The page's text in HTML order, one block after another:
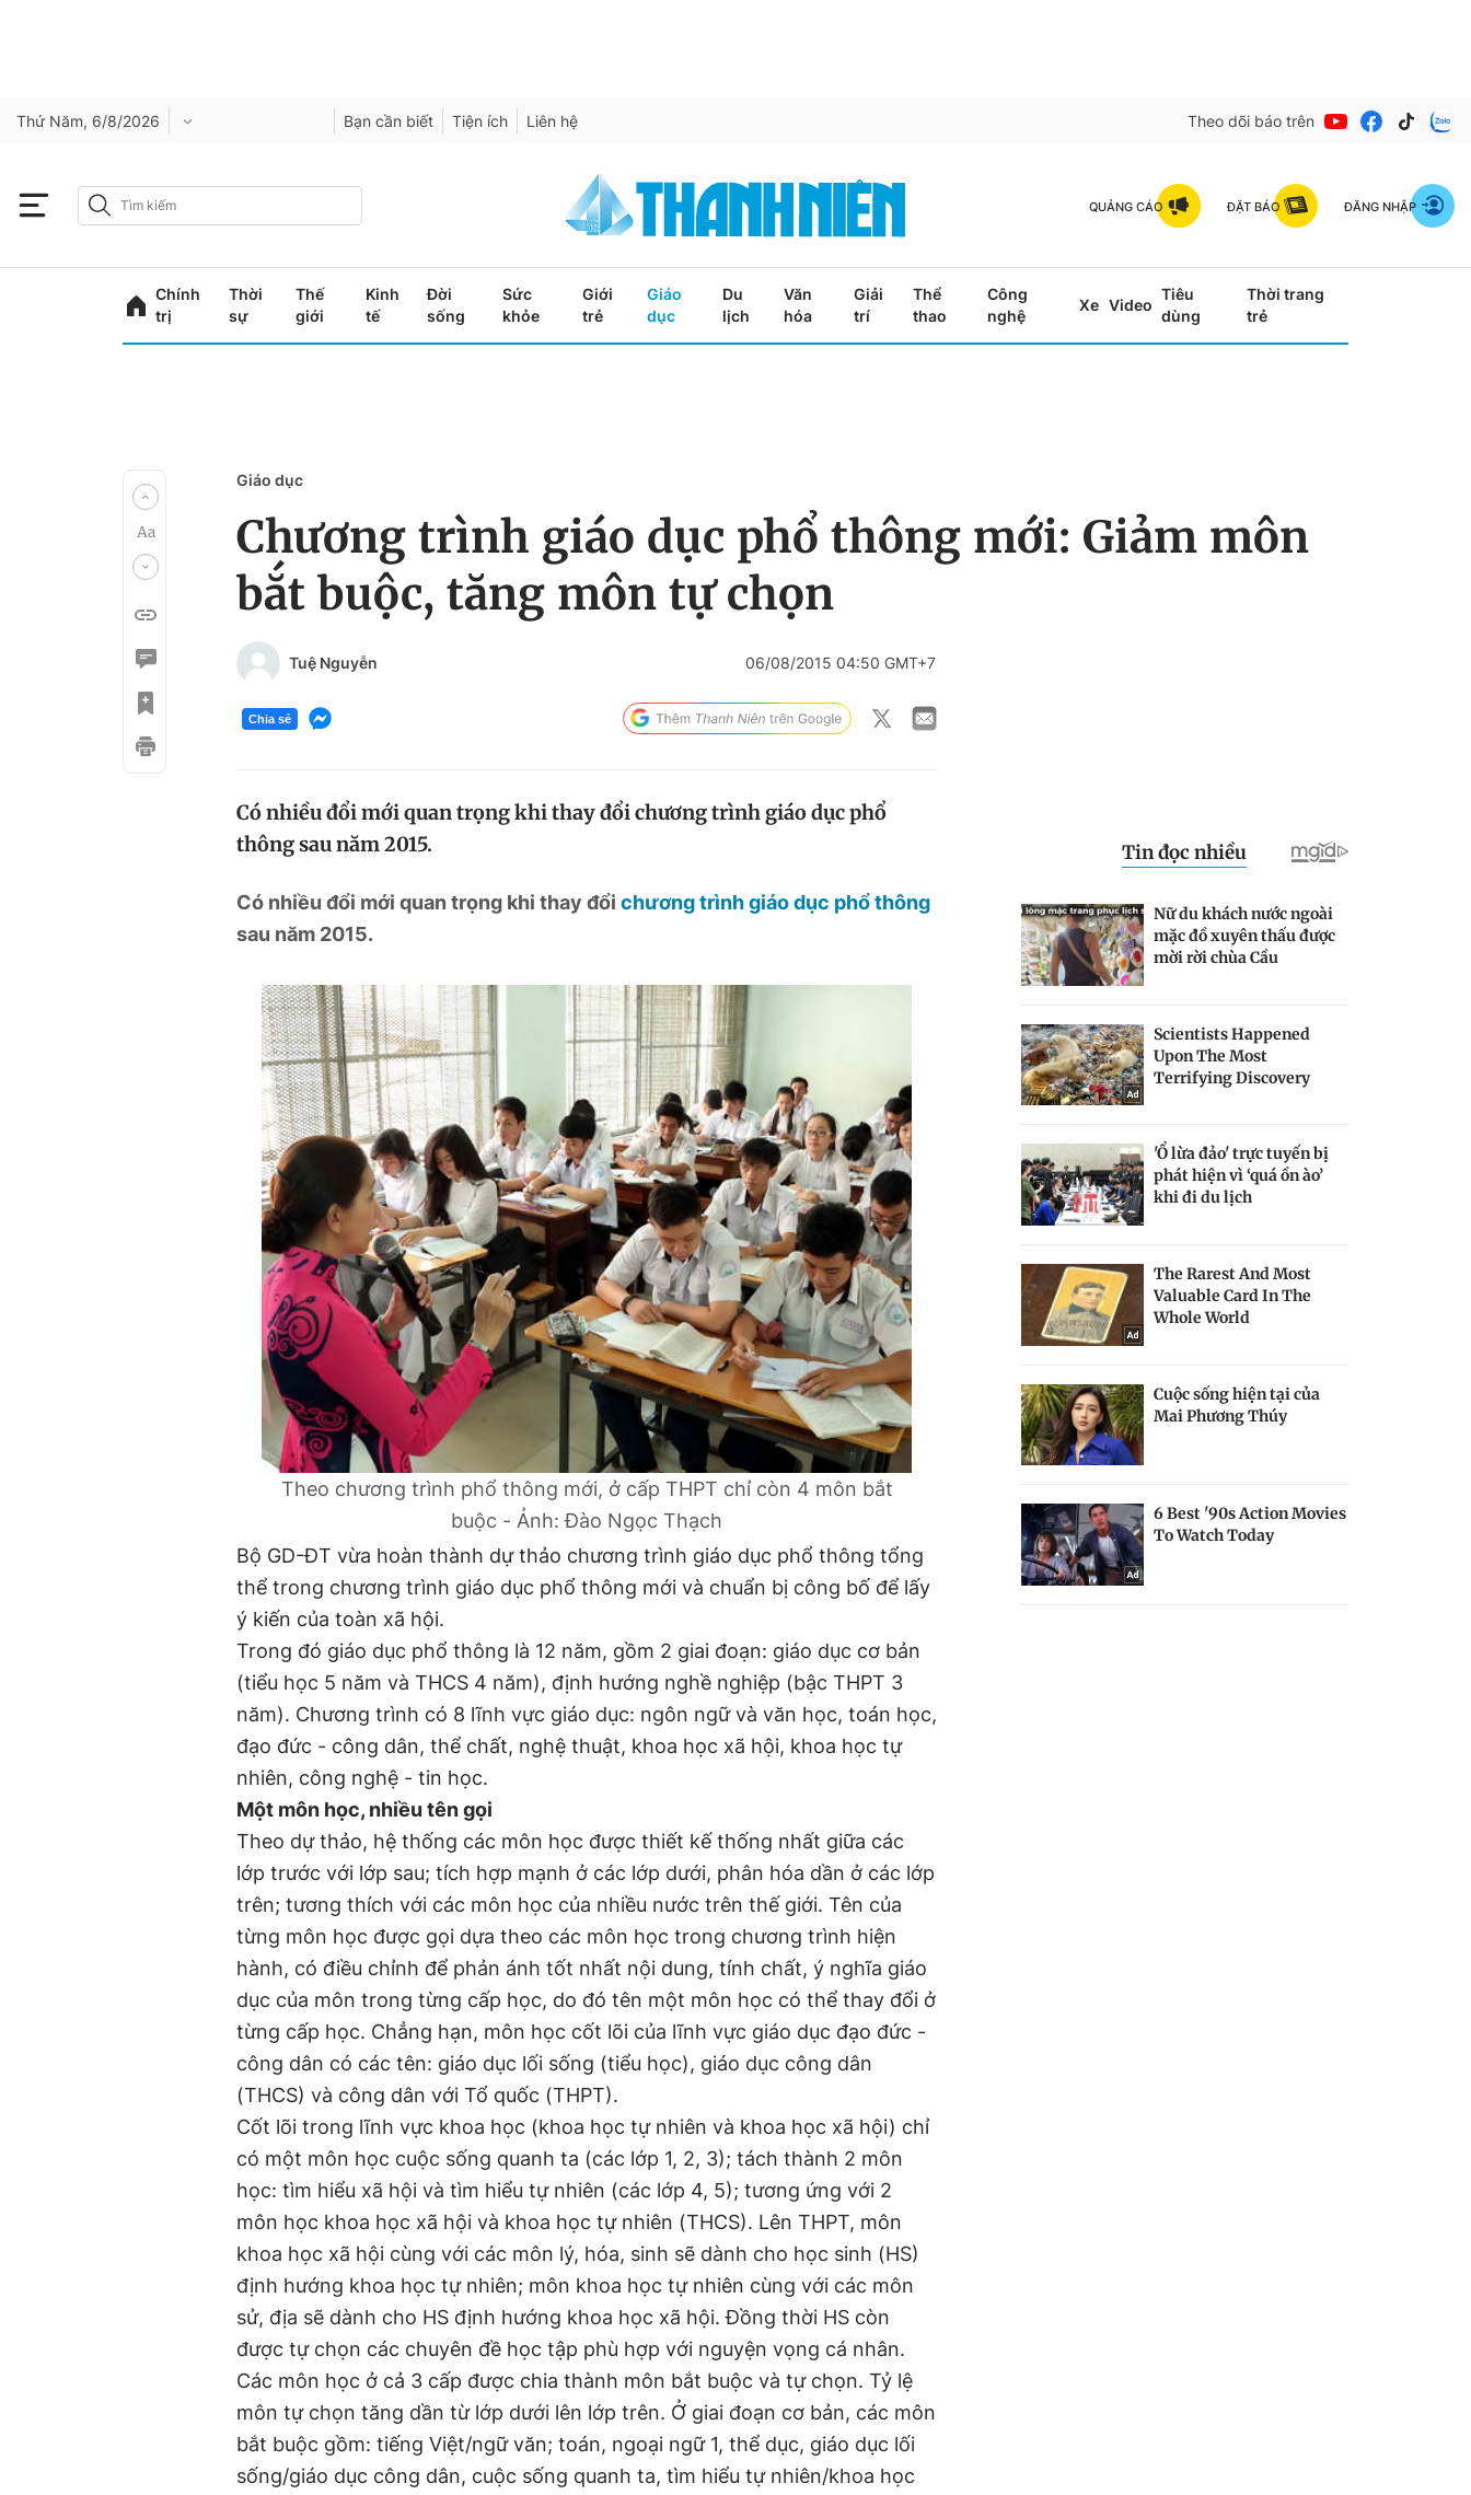
Thứ Năm, 6/8/2026 Bạn cần biết Tiện ích Liên hệ Theo dõi báo trên
QUẢNG CÁO ĐẶT BÁO ĐĂNG NHẬP
Chính
trị
Thời
sự
Thế
giới
Kinh
tế
Đời
sống
Sức
khỏe
Giới
trẻ
Giáo
dục
Du
lịch
Văn
hóa
Giải
trí
Thể
thao
Công
nghệ
Xe Video
Tiêu
dùng
Thời trang
trẻ
Giáo dục
Chương trình giáo dục phổ thông mới: Giảm môn
bắt buộc, tăng môn tự chọn
Tuệ Nguyễn 06/08/2015 04:50 GMT+7
Chia sẻ
Có nhiều đổi mới quan trọng khi thay đổi chương trình giáo dục phổ
thông sau năm 2015.
Có nhiều đổi mới quan trọng khi thay đổi chương trình giáo dục phổ thông
sau năm 2015.
Theo chương trình phổ thông mới, ở cấp THPT chỉ còn 4 môn bắt
buộc - Ảnh: Đào Ngọc Thạch
Bộ GD-ĐT vừa hoàn thành dự thảo chương trình giáo dục phổ thông tổng
thể trong chương trình giáo dục phổ thông mới và chuẩn bị công bố để lấy
ý kiến của toàn xã hội.
Trong đó giáo dục phổ thông là 12 năm, gồm 2 giai đoạn: giáo dục cơ bản
(tiểu học 5 năm và THCS 4 năm), định hướng nghề nghiệp (bậc THPT 3
năm). Chương trình có 8 lĩnh vực giáo dục: ngôn ngữ và văn học, toán học,
đạo đức - công dân, thể chất, nghệ thuật, khoa học xã hội, khoa học tự
nhiên, công nghệ - tin học.
Một môn học, nhiều tên gọi
Theo dự thảo, hệ thống các môn học được thiết kế thống nhất giữa các
lớp trước với lớp sau; tích hợp mạnh ở các lớp dưới, phân hóa dần ở các lớp
trên; tương thích với các môn học của nhiều nước trên thế giới. Tên của
từng môn học được gọi dựa theo các môn học trong chương trình hiện
hành, có điều chỉnh để phản ánh tốt nhất nội dung, tính chất, ý nghĩa giáo
dục của môn trong từng cấp học, do đó tên một môn học có thể thay đổi ở
từng cấp học. Chẳng hạn, môn học cốt lõi của lĩnh vực giáo dục đạo đức -
công dân có các tên: giáo dục lối sống (tiểu học), giáo dục công dân
(THCS) và công dân với Tổ quốc (THPT).
Cốt lõi trong lĩnh vực khoa học (khoa học tự nhiên và khoa học xã hội) chỉ
có một môn học cuộc sống quanh ta (các lớp 1, 2, 3); tách thành 2 môn
học: tìm hiểu xã hội và tìm hiểu tự nhiên (các lớp 4, 5); tương ứng với 2
môn học khoa học xã hội và khoa học tự nhiên (THCS). Lên THPT, môn
khoa học xã hội cùng với các môn lý, hóa, sinh sẽ dành cho học sinh (HS)
định hướng khoa học tự nhiên; môn khoa học tự nhiên cùng với các môn
sử, địa sẽ dành cho HS định hướng khoa học xã hội. Đồng thời HS còn
được tự chọn các chuyên đề học tập phù hợp với nguyện vọng cá nhân.
Các môn học ở cả 3 cấp được chia thành môn bắt buộc và tự chọn. Tỷ lệ
môn tự chọn tăng dần từ lớp dưới lên lớp trên. Ở giai đoạn cơ bản, các môn
bắt buộc gồm: tiếng Việt/ngữ văn; toán, ngoại ngữ 1, thể dục, giáo dục lối
sống/giáo dục công dân, cuộc sống quanh ta, tìm hiểu tự nhiên/khoa học